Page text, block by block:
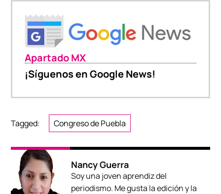
Apartado MX
¡Síguenos en Google News!
Tagged: Congreso de Puebla
Nancy Guerra
Soy una joven aprendiz del
periodismo. Me gusta la edición y la